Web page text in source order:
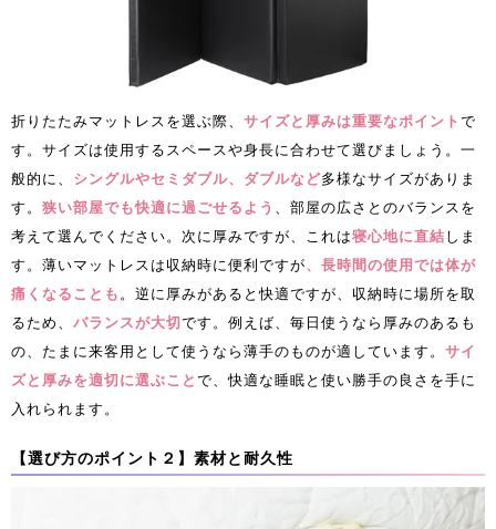
折りたたみマットレスを選ぶ際、 サイズと厚みは重要なポイントで
す。サイズは使用するスペースや身長に合わせて選びましょう。一
般的に、 シングルやセミダブル、ダブルなど多様なサイズがありま
す。 狭い部屋でも快適に過ごせるよう
、部屋の広さとのバランスを
考えて選んでください。次に厚みですが、これは寝心地に直結しま
す。薄いマットレスは収納時に便利ですが、長時間の使用では体が
痛くなることも 。逆に厚みがあると快適ですが、収納時に場所を取
るため、 バランスが大切です。例えば、毎日使うなら厚みのあるも
の、たまに来客用として使うなら薄手のものが適しています。 サイ
ズと厚みを適切に選ぶことで、快適な睡眠と使い勝手の良さを手に
入れられます。
【選び方のポイント２】素材と耐久性